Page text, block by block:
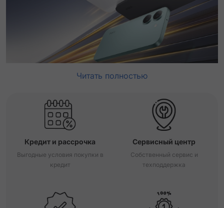
Читать полностью
Кредит и рассрочка
Выгодные условия покупки в
кредит
Сервисный центр
Собственный сервис и
техподдержка